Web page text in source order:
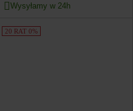
Wysyłamy w 24h
20 RAT 0%